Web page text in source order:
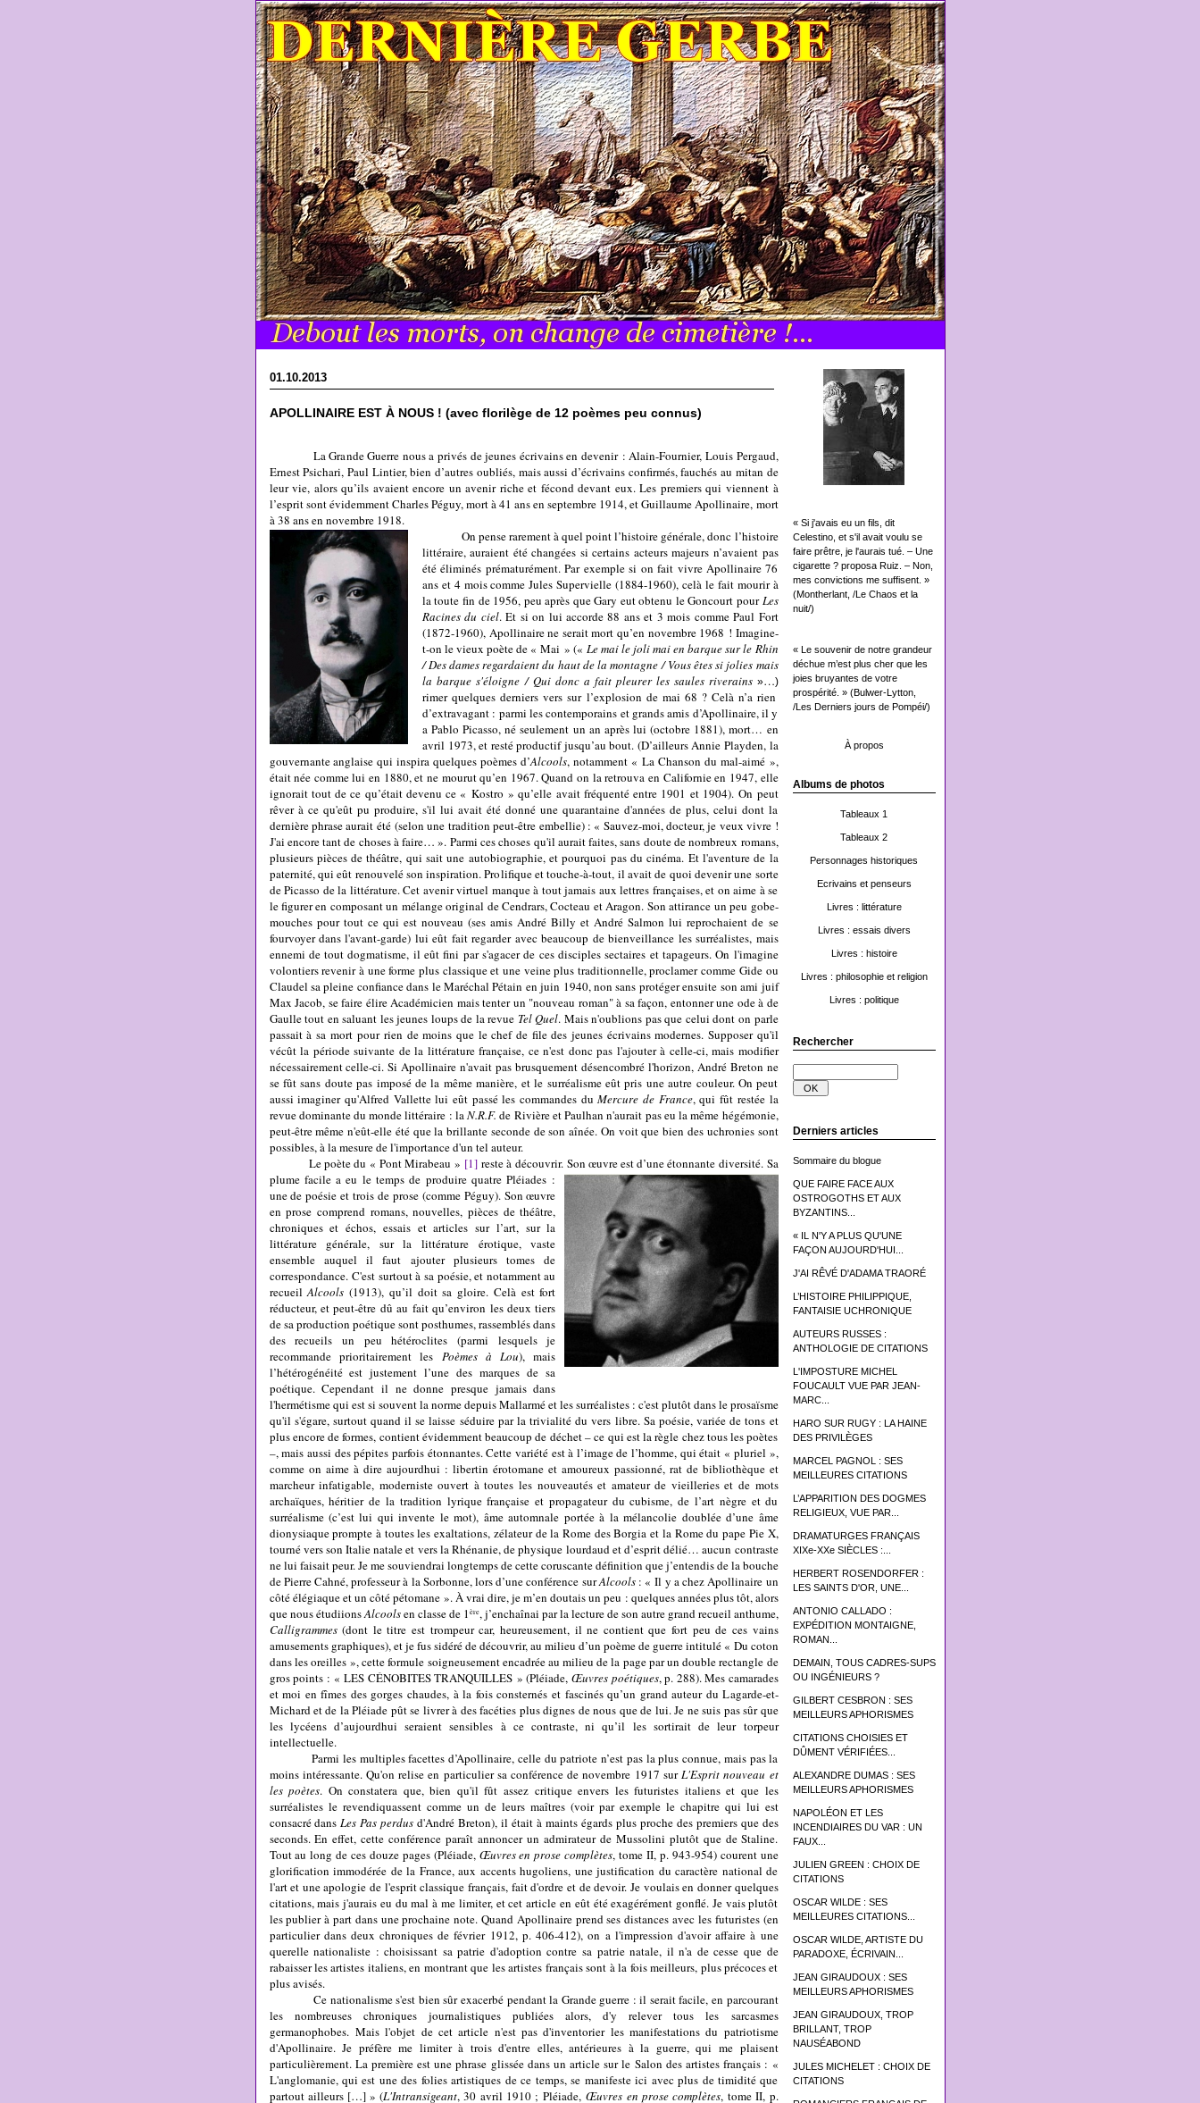
« Si j'avais eu un fils, dit
Celestino, et s'il avait voulu se
faire prêtre, je l'aurais tué. – Une
cigarette ? proposa Ruiz. – Non,
mes convictions me suffisent. »
(Montherlant, /Le Chaos et la
nuit/)
« Le souvenir de notre grandeur
déchue m’est plus cher que les
joies bruyantes de votre
prospérité. » (Bulwer-Lytton,
/Les Derniers jours de Pompéi/)
À propos
Albums de photos
Tableaux 1
Tableaux 2
Personnages historiques
Ecrivains et penseurs
Livres : littérature
Livres : essais divers
Livres : histoire
Livres : philosophie et religion
Livres : politique
Rechercher
Derniers articles
Sommaire du blogue
QUE FAIRE FACE AUX
OSTROGOTHS ET AUX
BYZANTINS...
« IL N'Y A PLUS QU'UNE
FAÇON AUJOURD'HUI...
J'AI RÊVÉ D'ADAMA TRAORÉ
L’HISTOIRE PHILIPPIQUE,
FANTAISIE UCHRONIQUE
AUTEURS RUSSES :
ANTHOLOGIE DE CITATIONS
L'IMPOSTURE MICHEL
FOUCAULT VUE PAR JEAN-
MARC...
HARO SUR RUGY : LA HAINE
DES PRIVILÈGES
MARCEL PAGNOL : SES
MEILLEURES CITATIONS
L’APPARITION DES DOGMES
RELIGIEUX, VUE PAR...
DRAMATURGES FRANÇAIS
XIXe-XXe SIÈCLES :...
HERBERT ROSENDORFER :
LES SAINTS D'OR, UNE...
ANTONIO CALLADO :
EXPÉDITION MONTAIGNE,
ROMAN...
DEMAIN, TOUS CADRES-SUPS
OU INGÉNIEURS ?
GILBERT CESBRON : SES
MEILLEURS APHORISMES
CITATIONS CHOISIES ET
DÛMENT VÉRIFIÉES...
ALEXANDRE DUMAS : SES
MEILLEURS APHORISMES
NAPOLÉON ET LES
INCENDIAIRES DU VAR : UN
FAUX...
JULIEN GREEN : CHOIX DE
CITATIONS
OSCAR WILDE : SES
MEILLEURES CITATIONS...
OSCAR WILDE, ARTISTE DU
PARADOXE, ÉCRIVAIN...
JEAN GIRAUDOUX : SES
MEILLEURS APHORISMES
JEAN GIRAUDOUX, TROP
BRILLANT, TROP
NAUSÉABOND
JULES MICHELET : CHOIX DE
CITATIONS
01.10.2013
APOLLINAIRE EST À NOUS ! (avec florilège de 12 poèmes peu connus)
La Grande Guerre nous a privés de jeunes écrivains en devenir : Alain-Fournier, Louis Pergaud,
Ernest Psichari, Paul Lintier, bien d’autres oubliés, mais aussi d’écrivains confirmés, fauchés au mitan de
leur vie, alors qu’ils avaient encore un avenir riche et fécond devant eux. Les premiers qui viennent à
l’esprit sont évidemment Charles Péguy, mort à 41 ans en septembre 1914, et Guillaume Apollinaire, mort
à 38 ans en novembre 1918.
On pense rarement à quel point l’histoire générale, donc l’histoire
littéraire, auraient été changées si certains acteurs majeurs n’avaient pas
été éliminés prématurément. Par exemple si on fait vivre Apollinaire 76
ans et 4 mois comme Jules Supervielle (1884-1960), celà le fait mourir à
la toute fin de 1956, peu après que Gary eut obtenu le Goncourt pourLes
Racines du ciel. Et si on lui accorde 88 ans et 3 mois comme Paul Fort
(1872-1960), Apollinaire ne serait mort qu’en novembre 1968 ! Imagine-
t-on le vieux poète de « Mai » (« Le mai le joli mai en barque sur le Rhin
/ Des dames regardaient du haut de la montagne / Vous êtes si jolies mais
la barque s'éloigne / Qui donc a fait pleurer les saules riverains»…)
rimer quelques derniers vers sur l’explosion de mai 68 ? Celà n’a rien
d’extravagant : parmi les contemporains et grands amis d’Apollinaire, il y
a Pablo Picasso, né seulement un an après lui (octobre 1881), mort… en
avril 1973, et resté productif jusqu’au bout. (D’ailleurs Annie Playden, la
gouvernante anglaise qui inspira quelques poèmes d’Alcools, notamment « La Chanson du mal-aimé »,
était née comme lui en 1880, et ne mourut qu’en 1967. Quand on la retrouva en Californie en 1947, elle
ignorait tout de ce qu’était devenu ce « Kostro » qu’elle avait fréquenté entre 1901 et 1904).On peut
rêver à ce qu'eût pu produire, s'il lui avait été donné une quarantaine d'années de plus, celui dont la
dernière phrase aurait été (selon une tradition peut-être embellie) : « Sauvez-moi, docteur, je veux vivre !
J'ai encore tant de choses à faire… ». Parmi ces choses qu'il aurait faites, sans doute de nombreux romans,
plusieurs pièces de théâtre, qui sait une autobiographie, et pourquoi pas du cinéma. Et l'aventure de la
paternité, qui eût renouvelé son inspiration. Prolifique et touche-à-tout, il avait de quoi devenir une sorte
de Picasso de la littérature. Cet avenir virtuel manque à tout jamais aux lettres françaises, et on aime à se
le figurer en composant un mélange original de Cendrars, Cocteau et Aragon. Son attirance un peu gobe-
mouches pour tout ce qui est nouveau (ses amis André Billy et André Salmon lui reprochaient de se
fourvoyer dans l'avant-garde) lui eût fait regarder avec beaucoup de bienveillance les surréalistes, mais
ennemi de tout dogmatisme, il eût fini par s'agacer de ces disciples sectaires et tapageurs. On l'imagine
volontiers revenir à une forme plus classique et une veine plus traditionnelle, proclamer comme Gide ou
Claudel sa pleine confiance dans le Maréchal Pétain en juin 1940, non sans protéger ensuite son ami juif
Max Jacob, se faire élire Académicien mais tenter un "nouveau roman" à sa façon, entonner une ode à de
Gaulle tout en saluant les jeunes loups de la revue Tel Quel. Mais n'oublions pas que celui dont on parle
passaità sa mort pour rien de moins que le chef de file des jeunes écrivains modernes. Supposer qu'il
vécût la période suivante de la littérature française, ce n'est donc pas l'ajouter à celle-ci, mais modifier
nécessairement celle-ci. Si Apollinaire n'avait pas brusquement désencombré l'horizon, André Breton ne
se fût sans doute pas imposé de la même manière, et le surréalisme eût pris une autre couleur. On peut
aussi imaginer qu'Alfred Vallette lui eût passé les commandes duMercure de France, qui fût restée la
revue dominante du monde littéraire : laN.R.F. de Rivière et Paulhan n'aurait pas eu la même hégémonie,
peut-être même n'eût-elle été que la brillante seconde de son aînée. On voit que bien des uchronies sont
possibles, à la mesure de l'importance d'un tel auteur.
Le poète du « Pont Mirabeau » [1] reste à découvrir. Son œuvre est d’une étonnantediversité. Sa
plume facile a eu le temps de produire quatre Pléiades :
une de poésie et trois de prose (comme Péguy). Son œuvre
en prose comprend romans, nouvelles, pièces de théâtre,
chroniques et échos, essais et articles sur l’art, sur la
littérature générale, sur la littérature érotique, vaste
ensemble auquel il faut ajouter plusieurs tomes de
correspondance.C'est surtout à sa poésie, et notamment au
recueilAlcools (1913), qu’il doit sa gloire. Celà est fort
réducteur, et peut-être dû au fait qu’environ les deux tiers
de sa production poétique sont posthumes, rassemblés dans
des recueils un peu hétéroclites(parmi lesquels je
recommande prioritairement les Poèmes à Lou), mais
l’hétérogénéité est justement l’une des marques de sa
poétique. Cependant il ne donne presque jamais dans
l'hermétisme qui est si souvent la norme depuis Mallarmé et les surréalistes : c'est plutôt dans le prosaïsme
qu'il s'égare, surtout quand il se laisse séduire par la trivialité du vers libre. Sa poésie, variée de tons et
plus encore de formes, contient évidemment beaucoup de déchet – ce qui est la règle chez tous les poètes
–, mais aussi des pépites parfois étonnantes. Cette variété est à l’image de l’homme, qui était « pluriel »,
comme on aime à dire aujourdhui : libertin érotomane et amoureux passionné, rat de bibliothèque et
marcheur infatigable, moderniste ouvert à toutes les nouveautés et amateur de vieilleries et de mots
archaïques, héritier de la tradition lyrique française et propagateur du cubisme, de l’art nègre et du
surréalisme (c’est lui qui invente le mot), âme automnale portée à la mélancolie doublée d’une âme
dionysiaque prompte à toutes les exaltations, zélateur de la Rome des Borgia et la Rome du pape Pie X,
tourné vers son Italie natale et vers la Rhénanie, de physique lourdaud et d’esprit délié… aucun contraste
ne lui faisait peur. Je me souviendrai longtemps de cette coruscante définition que j’entendis de la bouche
de Pierre Cahné, professeur à la Sorbonne, lors d’une conférence surAlcools: « Il y a chez Apollinaire un
côté élégiaque et un côté pétomane ». À vrai dire, je m’en doutais un peu : quelques années plus tôt, alors
que nous étudiionsAlcoolsen classe de 1ère, j’enchaînai par la lecture de son autre grand recueil anthume,
Calligrammes(dont le titre est trompeur car, heureusement, il ne contient que fort peu de ces vains
amusements graphiques), et je fus sidéré de découvrir, au milieu d’un poème de guerre intitulé « Du coton
dans les oreilles », cette formule soigneusement encadrée au milieu de la page par un double rectangle de
gros points : « LES CÉNOBITES TRANQUILLES » (Pléiade,Œuvres poétiques, p. 288). Mes camarades
et moi en fîmes des gorges chaudes, à la fois consternés et fascinés qu’un grand auteur du Lagarde-et-
Michard et de la Pléiade pût se livrer à des facéties plus dignes de nous que de lui. Je ne suis pas sûr que
les lycéens d’aujourdhui seraient sensibles à ce contraste, ni qu’il les sortirait de leur torpeur
intellectuelle.
Parmi les multiples facettes d’Apollinaire, celle du patriote n’est pas la plus connue, mais pas la
moins intéressante. Qu'on relise en particulier sa conférence de novembre 1917 surL'Esprit nouveau et
les poètes. On constatera que, bien qu'il fût assez critique envers les futuristes italiens et que les
surréalistes le revendiquassent comme un de leurs maîtres (voir par exemple le chapitre qui lui est
consacré dansLes Pas perdus d'André Breton), il était à maints égards plus proche des premiers que des
seconds. En effet, cette conférence paraît annoncer un admirateur de Mussolini plutôt que de Staline.
Tout au long de ces douze pages (Pléiade, Œuvres en prose complètes, tome II, p. 943-954) courent une
glorification immodérée de la France, aux accents hugoliens, une justification du caractère national de
l'art et une apologie de l'esprit classique français, fait d'ordre et de devoir. Je voulais en donner quelques
citations, mais j'aurais eu du mal à me limiter, et cet article en eût été exagérément gonflé. Je vais plutôt
les publier à part dans une prochaine note. Quand Apollinaire prend ses distances avec les futuristes (en
particulier dans deux chroniques de février 1912, p. 406-412), on a l'impression d'avoir affaire à une
querelle nationaliste : choisissant sa patrie d'adoption contre sa patrie natale, il n'a de cesse que de
rabaisser les artistes italiens, en montrant que les artistes français sont à la fois meilleurs, plus précoces et
plus avisés.
Ce nationalisme s'est bien sûr exacerbé pendant la Grande guerre : il serait facile, en parcourant
les nombreuses chroniques journalistiques publiées alors, d'y relever tous les sarcasmes
germanophobes. Mais l'objet de cet article n'est pas d'inventorier les manifestations du patriotisme
d'Apollinaire. Je préfère me limiter à trois d'entre elles, antérieures à la guerre, qui me plaisent
particulièrement. La première est une phrase glissée dans un article sur le Salon des artistes français : «
L'anglomanie, qui est une des folies artistiques de ce temps, se manifeste ici avec plus de timidité que
partout ailleurs […] » (L'Intransigeant, 30 avril 1910 ;Pléiade,Œuvres en prose complètes,tome II, p.